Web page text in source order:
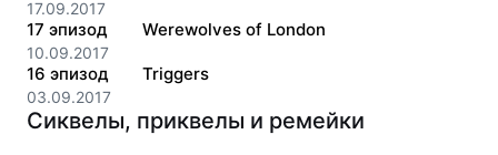
17.09.2017
17 эпизод
10.09.2017
Werewolves of London
16 эпизод
03.09.2017
Triggers
Сиквелы, приквелы и ремейки